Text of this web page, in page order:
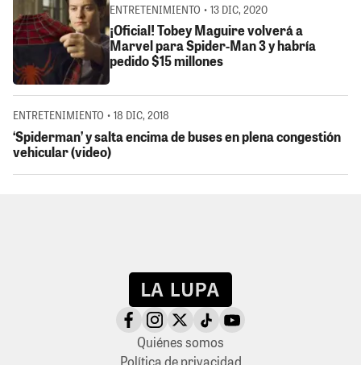
ENTRETENIMIENTO • 13 DIC, 2020
¡Oficial! Tobey Maguire volverá a
Marvel para Spider-Man 3 y habría
pedido $15 millones
ENTRETENIMIENTO • 18 DIC, 2018
‘Spiderman’ y salta encima de buses en plena congestión
vehicular (video)
Quiénes somos
Política de privacidad